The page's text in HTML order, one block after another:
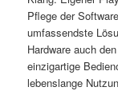
Pflege der
umfassendste
Hardware auch
einzigartige
lebenslange